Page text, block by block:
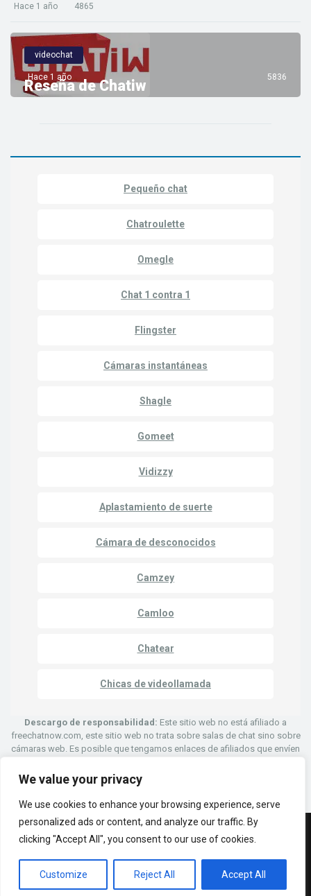
We value your privacy
We use cookies to enhance your browsing experience, serve
personalized ads or content, and analyze our traffic. By
clicking "Accept All", you consent to our use of cookies.
Customize Reject All Accept All
Hace 1 año 4865
videochat
Reseña de Chatiw
Hace 1 año 5836
Pequeño chat
Chatroulette
Omegle
Chat 1 contra 1
Flingster
Cámaras instantáneas
Shagle
Gomeet
Vidizzy
Aplastamiento de suerte
Cámara de desconocidos
Camzey
Camloo
Chatear
Chicas de videollamada
Descargo de responsabilidad: Este sitio web no está afiliado a
freechatnow.com, este sitio web no trata sobre salas de chat sino sobre
cámaras web. Es posible que tengamos enlaces de afiliados que envíen
video chat a través de cámaras web.
© Derechos de autor 2023 | Cámaras FreeChatNow
política de privacidad
Condiciones de servicio — FreeChatNow.cam
Pautas